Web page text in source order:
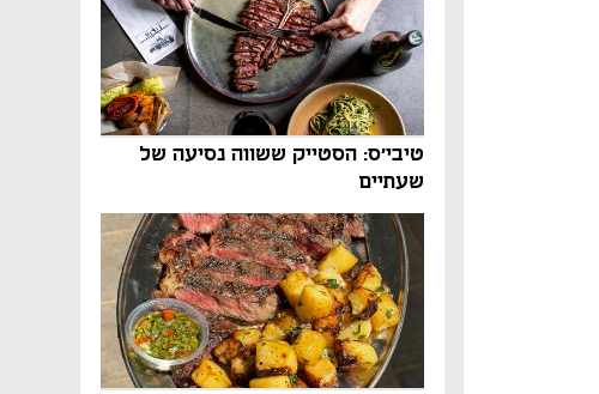
טיבי'ס: הסטייק ששווה נסיעה של
שעתיים